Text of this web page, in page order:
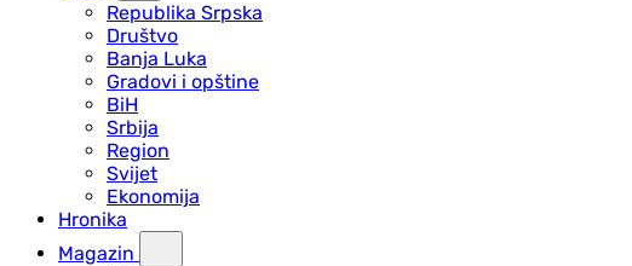
Republika Srpska
Društvo
Banja Luka
Gradovi i opštine
BiH
Srbija
Region
Svijet
Ekonomija
Hronika
Magazin